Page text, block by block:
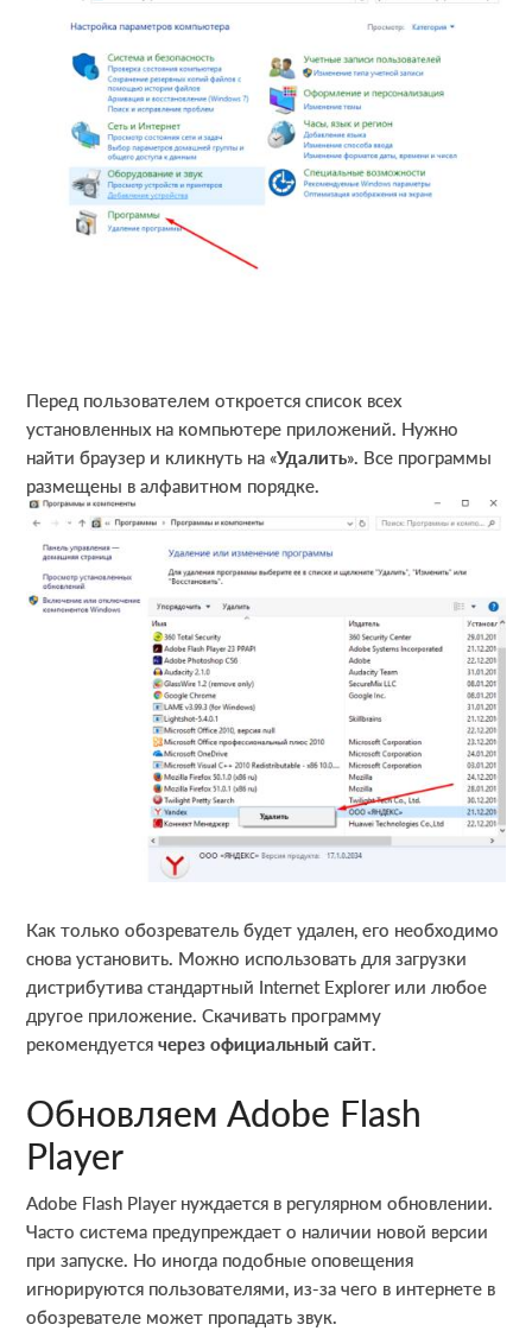
Перед пользователем откроется список всех
установленных на компьютере приложений. Нужно
найти браузер и кликнуть на «Удалить». Все программы
размещены в алфавитном порядке.
Как только обозреватель будет удален, его необходимо
снова установить. Можно использовать для загрузки
дистрибутива стандартный Internet Explorer или любое
другое приложение. Скачивать программу
рекомендуетсячерез официальный сайт.
Обновляем Adobe Flash
Player
Adobe Flash Player нуждается в регулярном обновлении.
Часто система предупреждает о наличии новой версии
при запуске. Но иногда подобные оповещения
игнорируются пользователями, из-за чего в интернете в
обозревателе может пропадать звук.